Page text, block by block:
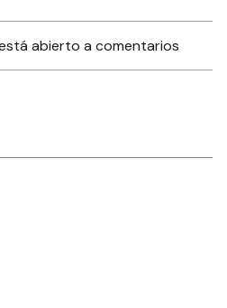
abierto a comentarios